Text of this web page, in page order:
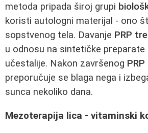
metoda pripada široj grupi
koristi autologni materijal - ono
sopstvenog tela. Davanje PRP
u odnosu na sintetičke preparate
učestalije. Nakon završenog
preporučuje se blaga nega i
sunca nekoliko dana.
Mezoterapija lica - vitaminski